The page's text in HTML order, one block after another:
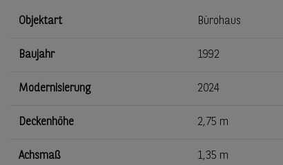
Objektart Bürohaus
Baujahr 1992
Modernisierung 2024
Deckenhöhe 2,75 m
Achsmaß 1,35 m